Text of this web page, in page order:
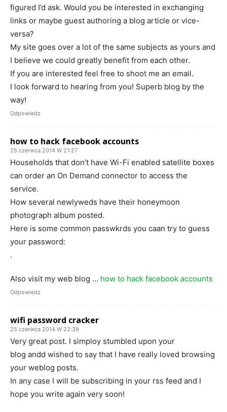
figured I’d ask. Would you be interested in exchanging
links or maybe guest authoring a blog article or vice-
versa?
My site goes over a lot of the same subjects as yours and
I believe we could greatly benefit from each other.
If you are interested feel free to shoot me an email.
I look forward to hearing from you! Superb blog by the
way!
Odpowiedz
how to hack facebook accounts
25 czerwca 2014 W 21:27
Households that don’t have Wi-Fi enabled satellite boxes
can order an On Demand connector to access the
service.
How several newlyweds have their honeymoon
photograph album posted.
Here is some common passwkrds you caan try to guess
your password:
.
Also visit my web blog … how to hack facebook accounts
Odpowiedz
wifi password cracker
25 czerwca 2014 W 22:39
Very great post. I simploy stumbled upon your
blog andd wished to say that I have really loved browsing
your weblog posts.
In any case I will be subscribing in your rss feed and I
hope you write again very soon!